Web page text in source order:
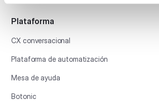
Plataforma
CX conversacional
Plataforma de automatización
Mesa de ayuda
Botonic